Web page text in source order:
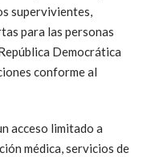
supervivientes,
para las personas
Democrática
conforme al
acceso limitado a
médica, servicios de